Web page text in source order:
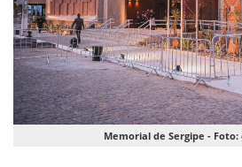
Memorial de Sergipe - Foto: